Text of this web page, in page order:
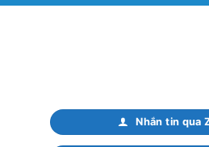
Nhắn tin qua